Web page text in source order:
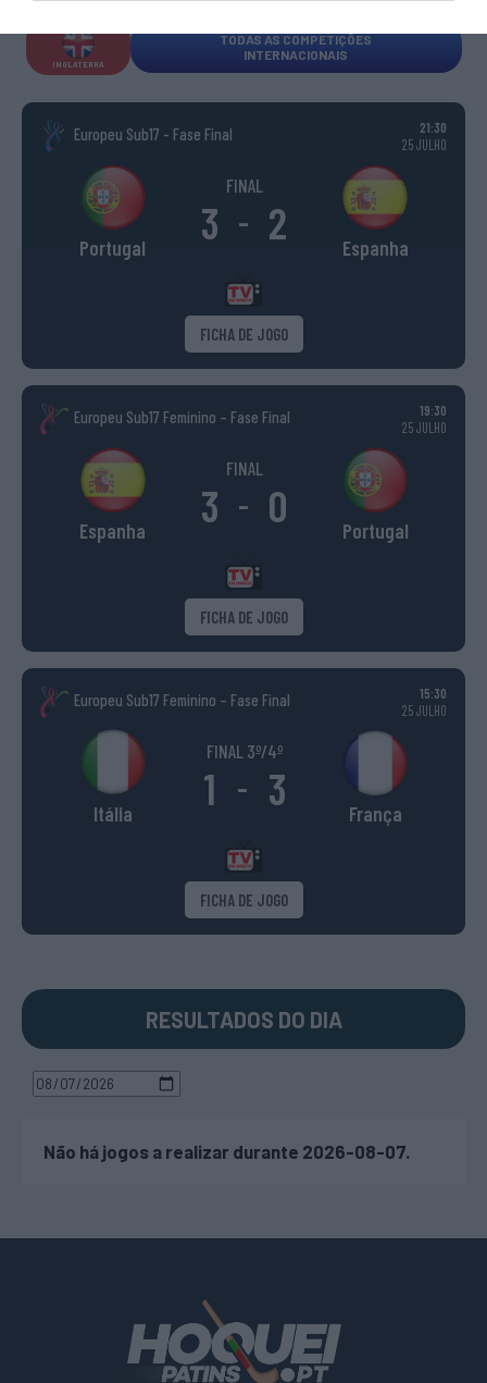
INGLATERRA
TODAS AS COMPETIÇÕES
INTERNACIONAIS
Europeu Sub17 - Fase Final
21:30
25 JULHO
Portugal
FINAL
3 - 2 Espanha
FICHA DE JOGO
Europeu Sub17 Feminino – Fase Final
19:30
25 JULHO
Espanha
FINAL
3 - 0 Portugal
FICHA DE JOGO
Europeu Sub17 Feminino – Fase Final
15:30
25 JULHO
Itália
FINAL 3º/4º
1 - 3 França
FICHA DE JOGO
RESULTADOS DO DIA
Não há jogos a realizar durante 2026-08-07.